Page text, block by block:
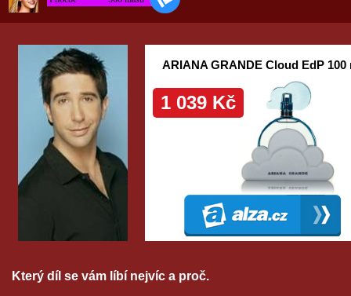
Který díl se vám líbí nejvíc a proč.